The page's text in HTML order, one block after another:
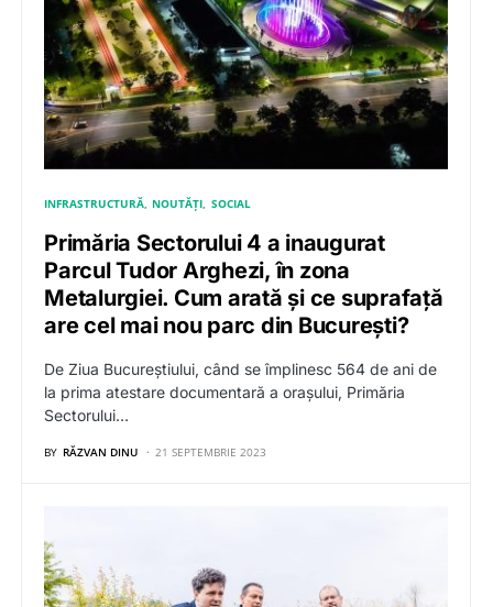
INFRASTRUCTURĂ NOUTĂȚI SOCIAL
Primăria Sectorului 4 a inaugurat
Parcul Tudor Arghezi, în zona
Metalurgiei. Cum arată și ce suprafață
are cel mai nou parc din București?
De Ziua Bucureștiului, când se împlinesc 564 de ani de
la prima atestare documentară a orașului, Primăria
Sectorului…
BY RĂZVAN DINU 21 SEPTEMBRIE 2023